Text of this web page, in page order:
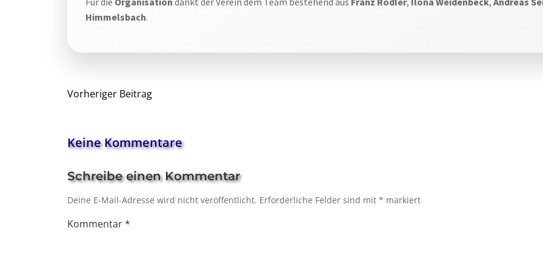
Himmelsbach.
Beitragsnavigation
Vorheriger Beitrag
Keine Kommentare
Schreibe einen Kommentar
Deine E-Mail-Adresse wird nicht veröffentlicht. Erforderliche Felder sind mit * markiert
Kommentar*